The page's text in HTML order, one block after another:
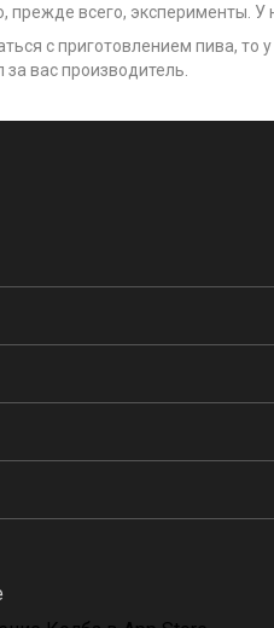
прежде всего, эксперименты.
с приготовлением пива,
вас производитель.